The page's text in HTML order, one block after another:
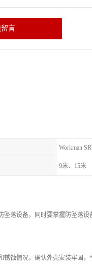
言
Workman
9米、15米
落设备，同时要掌握防坠落设
蚀情况，确认外壳安装牢固